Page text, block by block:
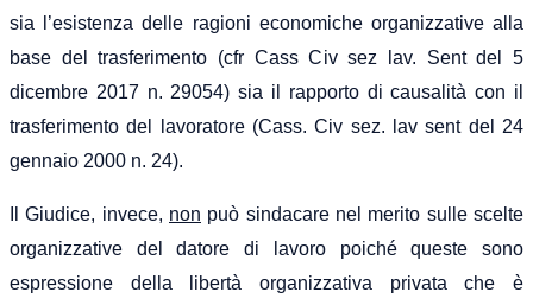
sia l’esistenza delle ragioni economiche organizzative alla
base del trasferimento (cfr Cass Civ sez lav. Sent del 5
dicembre 2017 n. 29054) sia il rapporto di causalità con il
trasferimento del lavoratore (Cass. Civ sez. lav sent del 24
gennaio 2000 n. 24).
Il Giudice, invece, non può sindacare nel merito sulle scelte
organizzative del datore di lavoro poiché queste sono
espressione della libertà organizzativa privata che è